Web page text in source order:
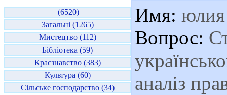
(6520)
Загальні (1265)
Мистецтво (112)
Бібліотека (59)
Краєзнавство (383)
Культура (60)
Сільське господарство (34)
Имя: юлия
Вопрос:
аналіз